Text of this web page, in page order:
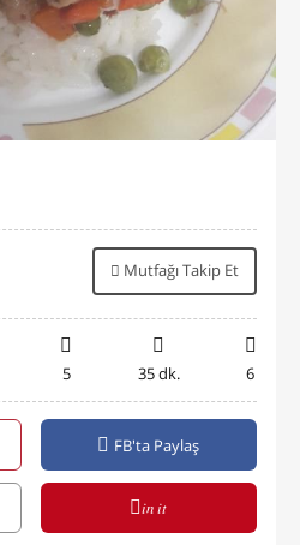
Mutfağı Takip Et
5 35 dk. 6
FB'ta Paylaş
in it